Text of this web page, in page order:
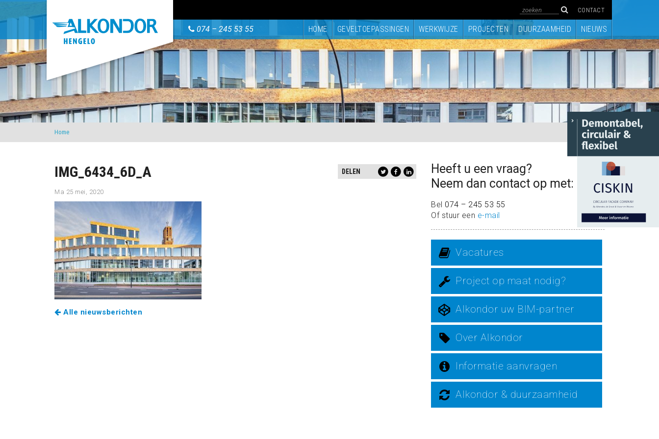
CONTACT
074 – 245 53 55 HOME GEVELTOEPASSINGEN WERKWIJZE PROJECTEN DUURZAAMHEID NIEUWS
Home
DELEN
IMG_6434_6D_A
Ma 25 mei, 2020
Alle nieuwsberichten
Heeft u een vraag?
Neem dan contact op met:
Bel 074 – 245 53 55
Of stuur een e-mail
Vacatures
Project op maat nodig?
Alkondor uw BIM-partner
Over Alkondor
Informatie aanvragen
Alkondor & duurzaamheid